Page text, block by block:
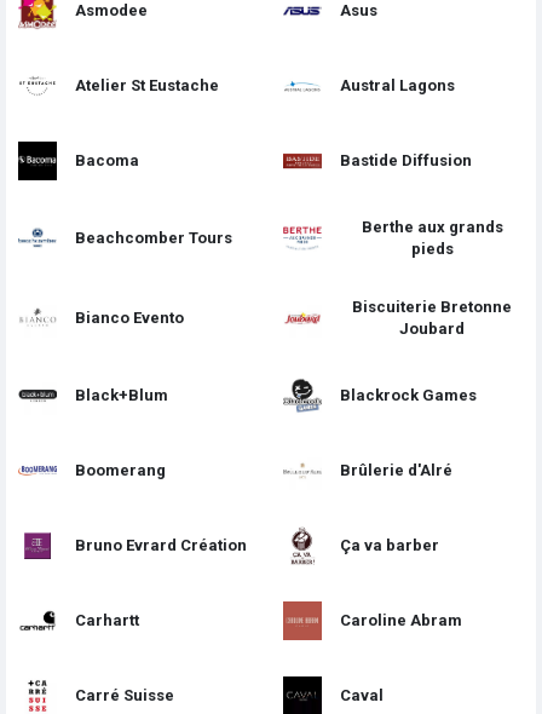
Asmodee Asus
Atelier St Eustache Austral Lagons
Bacoma Bastide Diffusion
Beachcomber Tours
Berthe aux grands
pieds
Bianco Evento
Biscuiterie Bretonne
Joubard
Black+Blum Blackrock Games
Boomerang Brûlerie d'Alré
Bruno Evrard Création Ça va barber
Carhartt Caroline Abram
Carré Suisse Caval